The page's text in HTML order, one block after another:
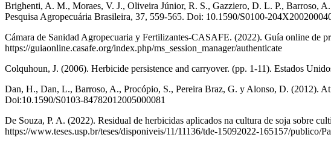
Brighenti, A. M., Moraes, V. J., Oliveira Júnior, R. S., Gazziero, D. L. P., Barroso,
Pesquisa Agropecuária Brasileira, 37, 559-565. Doi: 10.1590/S0100-
Cámara de Sanidad Agropecuaria y Fertilizantes-CASAFE. (2022). Guía online de
https://guiaonline.casafe.org/index.php/ms_session_manager/authenticate
Colquhoun, J. (2006). Herbicide persistence and carryover. (pp. 1-11). Estados
Dan, H., Dan, L., Barroso, A., Procópio, S., Pereira Braz, G. y Alonso, D. (2012).
Doi:10.1590/S0103-84782012005000081
De Souza, P. A. (2022). Residual de herbicidas aplicados na cultura de soja sobre
https://www.teses.usp.br/teses/disponiveis/11/11136/tde-15092022-165157/publico/